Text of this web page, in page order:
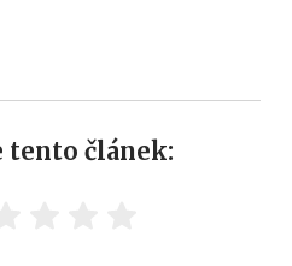
tento článek: